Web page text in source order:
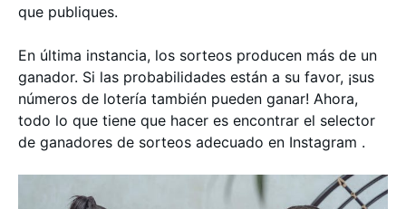
que publiques.
En última instancia, los sorteos producen más de un
ganador. Si las probabilidades están a su favor, ¡sus
números de lotería también pueden ganar! Ahora,
todo lo que tiene que hacer es encontrar el selector
de ganadores de sorteos adecuado en Instagram .